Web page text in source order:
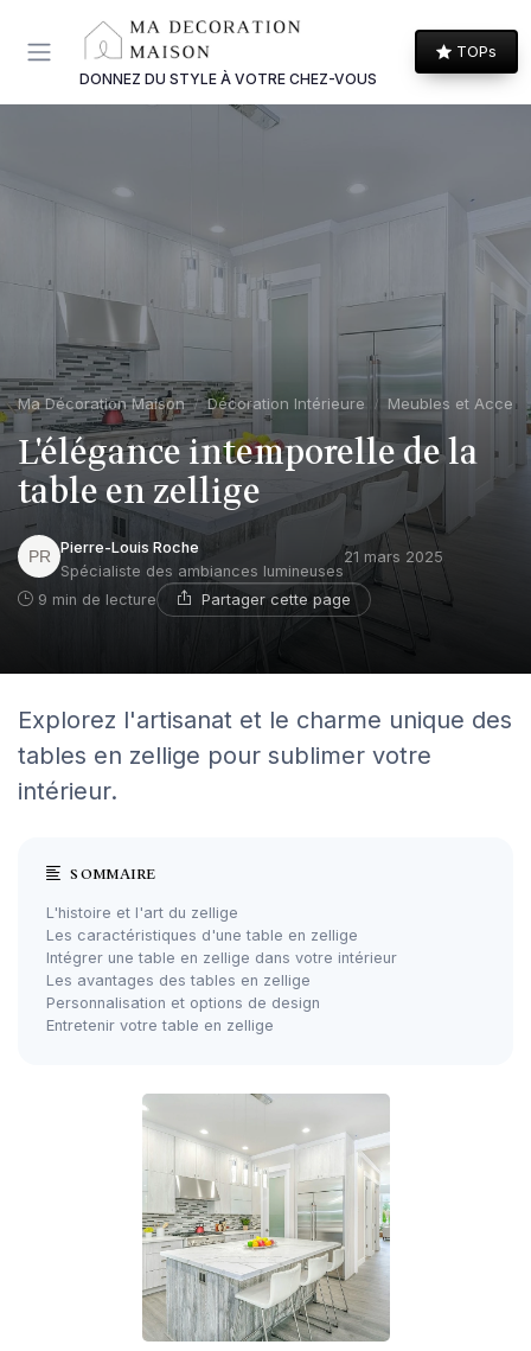
DONNEZ DU STYLE À VOTRE CHEZ-VOUS
TOPs
Ma Décoration Maison Décoration Intérieure Meubles et
L'élégance intemporelle de la
table en zellige
Pierre-Louis Roche
Spécialiste des ambiances lumineuses
21 mars 2025
9 min de lecture Partager cette page
Explorez l'artisanat et le charme unique des
tables en zellige pour sublimer votre
intérieur.
SOMMAIRE
L'histoire et l'art du zellige
Les caractéristiques d'une table en zellige
Intégrer une table en zellige dans votre intérieur
Les avantages des tables en zellige
Personnalisation et options de design
Entretenir votre table en zellige
Panneau de gestion des cookies